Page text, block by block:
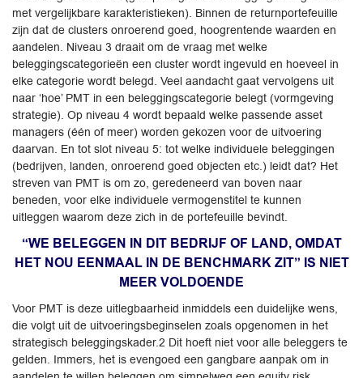
met vergelijkbare karakteristieken). Binnen de returnportefeuille
zijn dat de clusters onroerend goed, hoogrentende waarden en
aandelen. Niveau 3 draait om de vraag met welke
beleggingscategorieën een cluster wordt ingevuld en hoeveel in
elke categorie wordt belegd. Veel aandacht gaat vervolgens uit
naar ‘hoe’ PMT in een beleggingscategorie belegt (vormgeving
strategie). Op niveau 4 wordt bepaald welke passende asset
managers (één of meer) worden gekozen voor de uitvoering
daarvan. En tot slot niveau 5: tot welke individuele beleggingen
(bedrijven, landen, onroerend goed objecten etc.) leidt dat? Het
streven van PMT is om zo, geredeneerd van boven naar
beneden, voor elke individuele vermogenstitel te kunnen
uitleggen waarom deze zich in de portefeuille bevindt.
“WE BELEGGEN IN DIT BEDRIJF OF LAND, OMDAT
HET NOU EENMAAL IN DE BENCHMARK ZIT” IS NIET
MEER VOLDOENDE
Voor PMT is deze uitlegbaarheid inmiddels een duidelijke wens,
die volgt uit de uitvoeringsbeginselen zoals opgenomen in het
strategisch beleggingskader.2 Dit hoeft niet voor alle beleggers te
gelden. Immers, het is evengoed een gangbare aanpak om in